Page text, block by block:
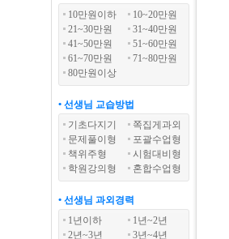
10만원이하
10~20만원
21~30만원
31~40만원
41~50만원
51~60만원
61~70만원
71~80만원
80만원이상
• 선생님 교습방법
기초다지기
쪽집게과외
문제풀이형
포괄수업형
책위주형
시험대비형
학원강의형
혼합수업형
• 선생님 과외경력
1년이하
1년~2년
2년~3년
3년~4년